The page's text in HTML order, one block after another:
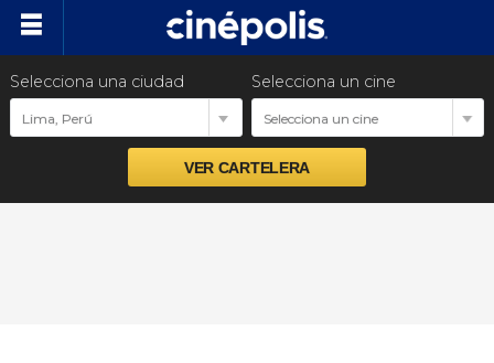
Cartelera
Próximos estrenos
Preventas
Selecciona una ciudad
Lima, Perú
Selecciona un cine
Selecciona un cine